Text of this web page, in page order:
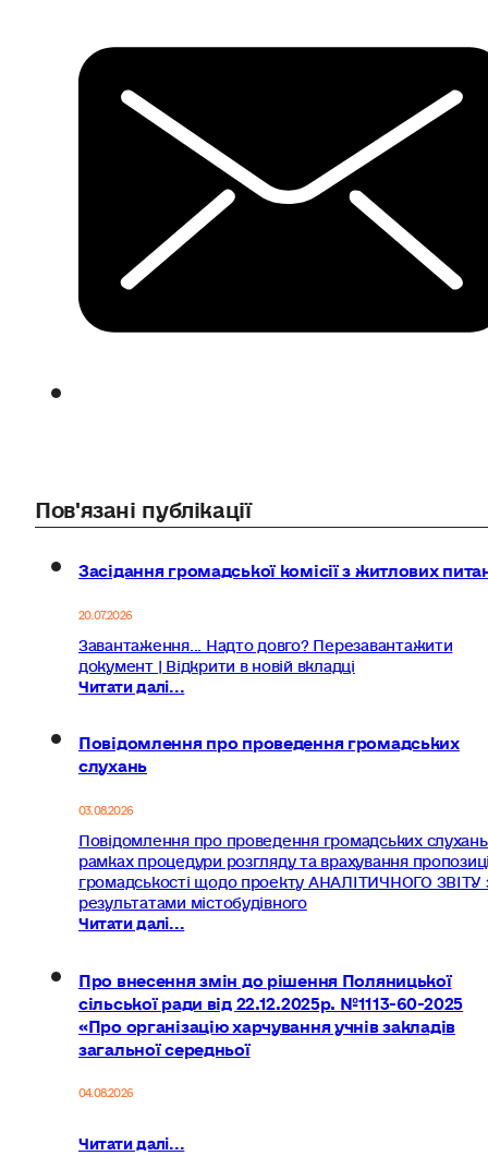
Пов'язані публікації
Засідання громадської комісії з житлових
20.07.2026
Завантаження... Надто довго? Перезавантажити
документ | Відкрити в новій вкладці
Читати далі...
Повідомлення про проведення громадських
слухань
03.08.2026
Повідомлення про проведення громадських
рамках процедури розгляду та врахування
громадськості щодо проекту АНАЛІТИЧНОГО ЗВІТУ
результатами містобудівного
Читати далі...
Про внесення змін до рішення Поляницької
сільської ради від 22.12.2025р. №1113-60-2025
«Про організацію харчування учнів закладів
загальної середньої
04.08.2026
Читати далі...